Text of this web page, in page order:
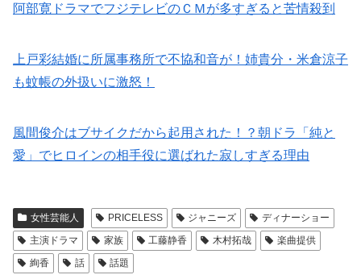
阿部寛ドラマでフジテレビのＣＭが多すぎると苦情殺到
上戸彩結婚に所属事務所で不協和音が！姉貴分・米倉涼子
も蚊帳の外扱いに激怒！
風間俊介はブサイクだから起用された！？朝ドラ「純と
愛」でヒロインの相手役に選ばれた寂しすぎる理由
女性芸能人 PRICELESS ジャニーズ
ディナーショー
主演ドラマ
家族 工藤静香 木村拓哉
楽曲提供
絢香
話 話題